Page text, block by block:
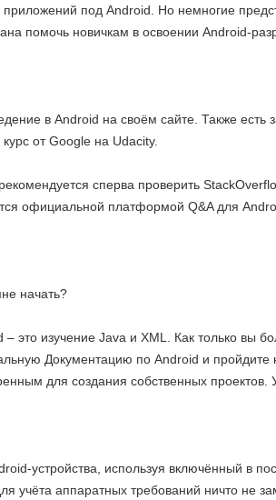
под Android. Но немногие
помочь новичкам в освоении Android-
в Android на своём сайте. Также есть
от Google на Udacity.
сперва проверить
официальной платформой Q&A для
начать?
это изучение Java и XML. Как только вы
Документацию по Android и пройдите
для создания собственных проектов.
устройства, используя включённый в
учёта аппаратных требований ничто не